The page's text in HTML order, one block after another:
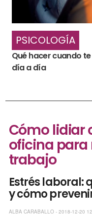
PSICOLOGÍA
Qué hacer cuando
día a día
Cómo lidiar
oficina para
trabajo
Estrés laboral:
y cómo
ALBA CARABALLO - 2018-12-20